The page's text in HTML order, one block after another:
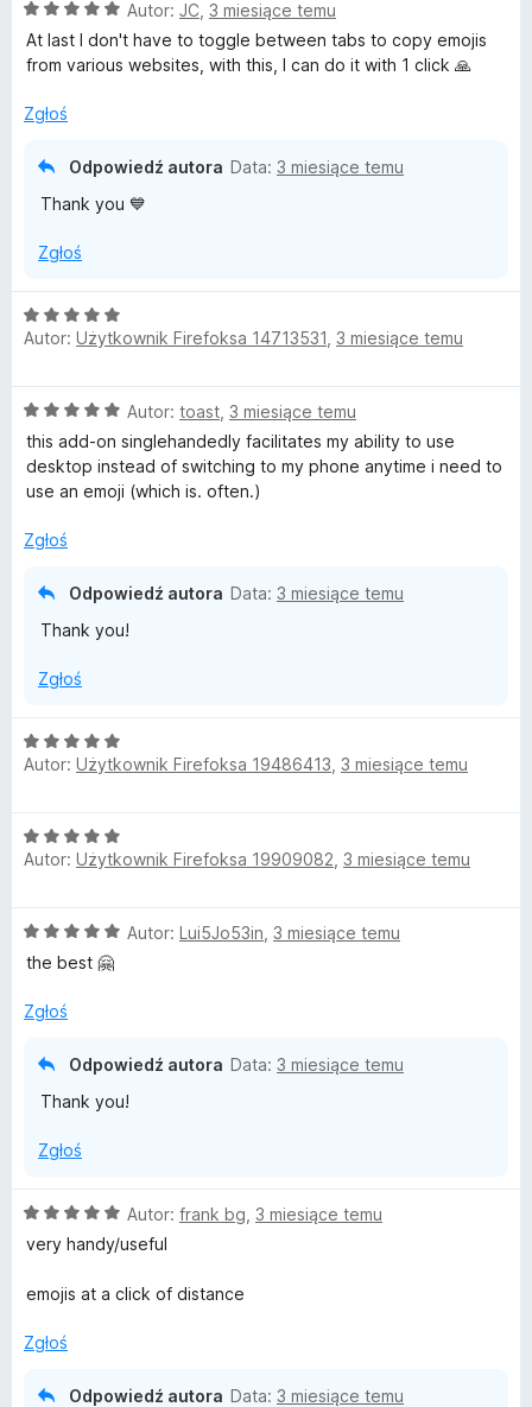
O
c
e
a
Autor: JC 3 miesiące temu
At last I don't have to toggle between tabs to copy emojis
from various websites, with this, I can do it with 1 click 🙏
Zgłoś
Odpowiedź autora Data: 3 miesiące temu
Thank you 💙
Zgłoś
O
c
a
:
5
/
Autor: Użytkownik Firefoksa 14713531 3 miesiące temu
O
c
e
n
:
Autor: toast 3 miesiące temu
this add-on singlehandedly facilitates my ability to use
desktop instead of switching to my phone anytime i need to
use an emoji (which is. often.)
Zgłoś
Odpowiedź autora Data: 3 miesiące temu
Thank you!
Zgłoś
O
c
a
:
5
Autor: Użytkownik Firefoksa 19486413 3 miesiące temu
O
c
a
:
/
Autor: Użytkownik Firefoksa 19909082 3 miesiące temu
O
c
n
Autor: Lui5Jo53in 3 miesiące temu
the best 🤗
Zgłoś
Odpowiedź autora Data: 3 miesiące temu
Thank you!
Zgłoś
O
c
n
:
Autor: frank bg 3 miesiące temu
very handy/useful
emojis at a click of distance
Zgłoś
Odpowiedź autora Data: 3 miesiące temu